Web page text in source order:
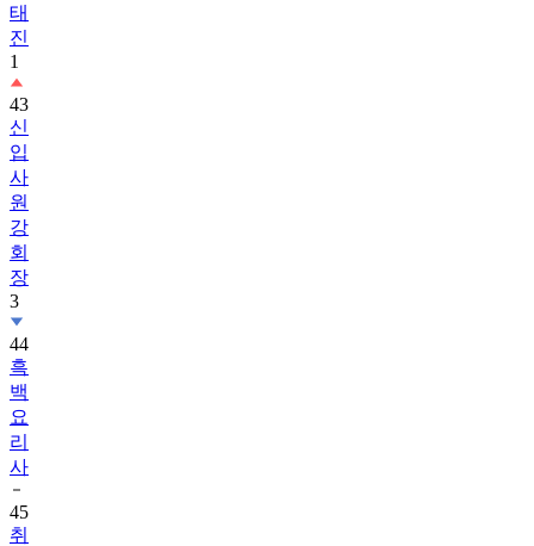
태
진
1
43
신
입
사
원
강
회
장
3
44
흑
백
요
리
사
45
취